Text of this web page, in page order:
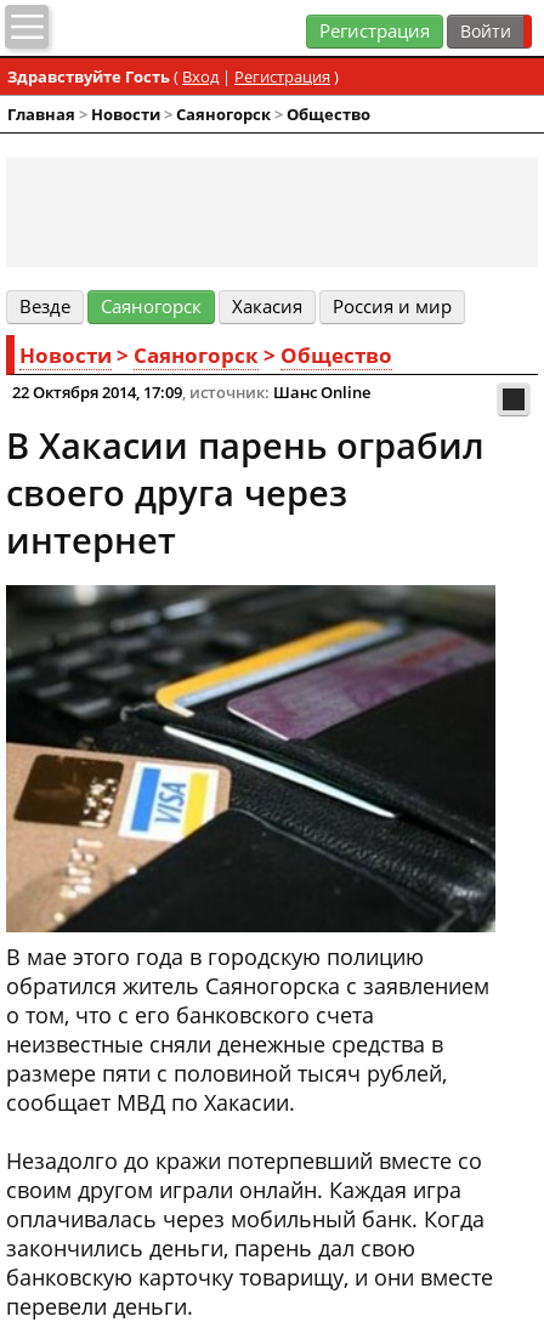
Регистрация
Здравствуйте Гость( Вход| Регистрация )
Главная > Новости>Cаяногорск>Общество
Везде Cаяногорск Хакасия Россия и мир
Новости > Cаяногорск> Общество
22 Октября 2014, 17:09, источник: Шанс Online
В Хакасии парень ограбил
своего друга через
интернет
В мае этого года в городскую полицию
обратился житель Саяногорска с заявлением
о том, что с его банковского счета
неизвестные сняли денежные средства в
размере пяти с половиной тысяч рублей,
сообщает МВД по Хакасии.
Незадолго до кражи потерпевший вместе со
своим другом играли онлайн. Каждая игра
оплачивалась через мобильный банк. Когда
закончились деньги, парень дал свою
банковскую карточку товарищу, и они вместе
перевели деньги.